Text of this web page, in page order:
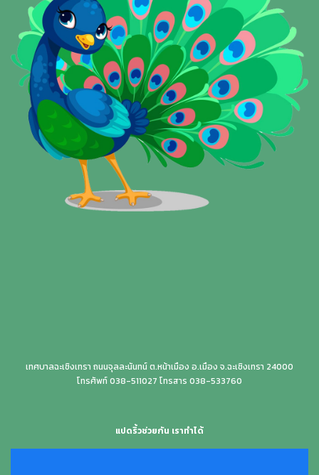
เทศบาลฉะเชิงเทรา ถนนจุลละนันทน์ ต.หน้าเมือง อ.เมือง จ.ฉะเชิงเทรา 24000
โทรศัพท์ 038-511027 โทรสาร 038-533760
แปดริ้วช่วยกัน เราทำได้